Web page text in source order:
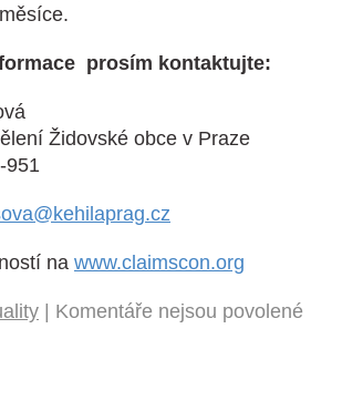
prosím kontaktujte:
Židovské obce v Praze
951
na www.claimscon.org
Komentáře nejsou povolené